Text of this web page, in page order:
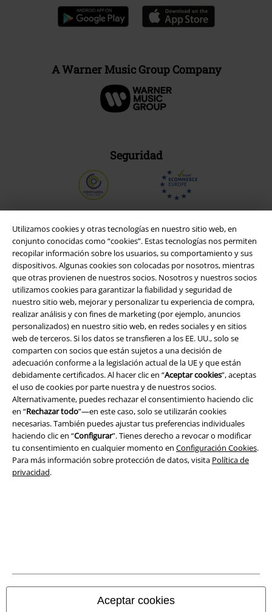
Utilizamos cookies y otras tecnologías en nuestro sitio web, en
conjunto conocidas como “cookies”. Estas tecnologías nos permiten
recopilar información sobre los usuarios, su comportamiento y sus
dispositivos. Algunas cookies son colocadas por nosotros, mientras
que otras provienen de nuestros socios. Nosotros y nuestros socios
utilizamos cookies para garantizar la fiabilidad y seguridad de
nuestro sitio web, mejorar y personalizar tu experiencia de compra,
realizar análisis y con fines de marketing (por ejemplo, anuncios
personalizados) en nuestro sitio web, en redes sociales y en sitios
web de terceros. Si los datos se transfieren a los EE. UU., solo se
comparten con socios que están sujetos a una decisión de
adecuación conforme a la legislación actual de la UE y que están
debidamente certificados. Al hacer clic en “Aceptar cookies”, aceptas
el uso de cookies por parte nuestra y de nuestros socios.
Alternativamente, puedes rechazar el consentimiento haciendo clic
en “Rechazar todo”—en este caso, solo se utilizarán cookies
necesarias. También puedes ajustar tus preferencias individuales
haciendo clic en “Configurar”. Tienes derecho a revocar o modificar
tu consentimiento en cualquier momento en Configuración Cookies.
Para más información sobre protección de datos, visita Política de
privacidad.
Aceptar cookies
A Warner Music Group Company
Seguridad
Legal
Términos y Condiciones
Aviso Legal
Ley protección de datos
Eliminación de residuos y protección del medioambiente
Declaración de Conformidad
Todos los precios incluyen el IVA pero no losgastos de transporte
© 1986-2026 E.M.P. Merchandising HGmbH